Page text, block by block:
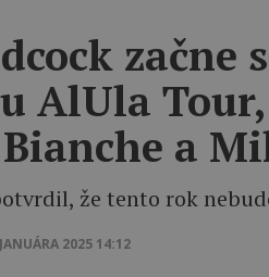
začne
AlUla
a
že tento rok
2025 14:12